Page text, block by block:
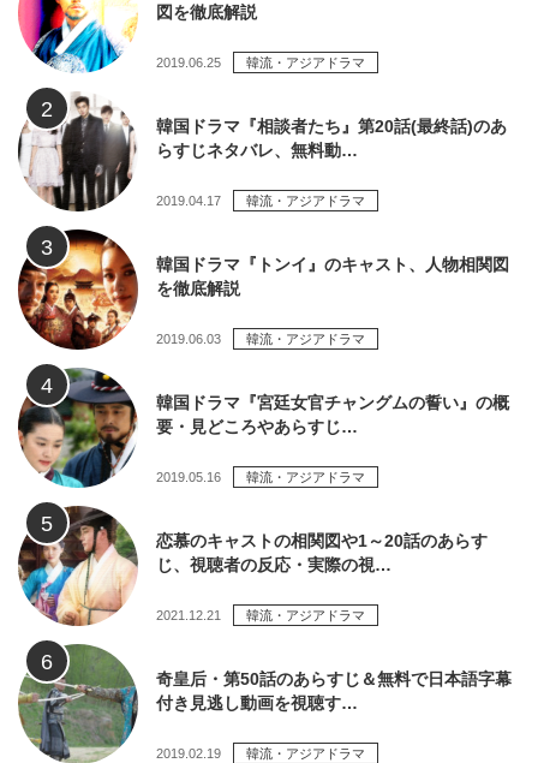
図を徹底解説
2019.06.25 韓流・アジアドラマ
韓国ドラマ『相談者たち』第20話(最終話)のあ
らすじネタバレ、無料動…
2019.04.17 韓流・アジアドラマ
韓国ドラマ『トンイ』のキャスト、人物相関図
を徹底解説
2019.06.03 韓流・アジアドラマ
韓国ドラマ『宮廷女官チャングムの誓い』の概
要・見どころやあらすじ…
2019.05.16 韓流・アジアドラマ
恋慕のキャストの相関図や1～20話のあらす
じ、視聴者の反応・実際の視…
2021.12.21 韓流・アジアドラマ
奇皇后・第50話のあらすじ＆無料で日本語字幕
付き見逃し動画を視聴す…
2019.02.19 韓流・アジアドラマ